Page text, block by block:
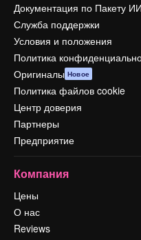
Документация по Пакету ИИ
Служба поддержки
Условия и положения
Политика
Оригиналы Новое
Политика файлов cookie
Центр доверия
Партнеры
Предприятие
Компания
Цены
О нас
Reviews